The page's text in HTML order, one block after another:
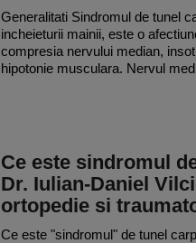
Generalitati Sindromul de tunel
incheieturii mainii, este o
compresia nervului median,
hipotonie musculara. Nervul
Ce este sindromul
Dr. Iulian-Daniel
ortopedie si
Ce este "sindromul" de tunel